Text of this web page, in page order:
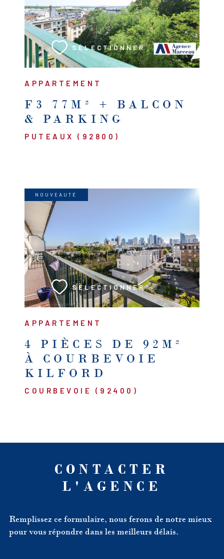
APPARTEMENT
F3 77M² + BALCON
& PARKING
PUTEAUX (92800)
SÉLECTIONNER
VOIR LE BIEN
APPARTEMENT
4 PIÈCES DE 92M²
À COURBEVOIE
KILFORD
COURBEVOIE (92400)
NOUVEAUTÉ
SÉLECTIONNER
VOIR LE BIEN
CONTACTER
L'AGENCE
Remplissez ce formulaire, nous ferons de notre mieux
pour vous répondre dans les meilleurs délais.